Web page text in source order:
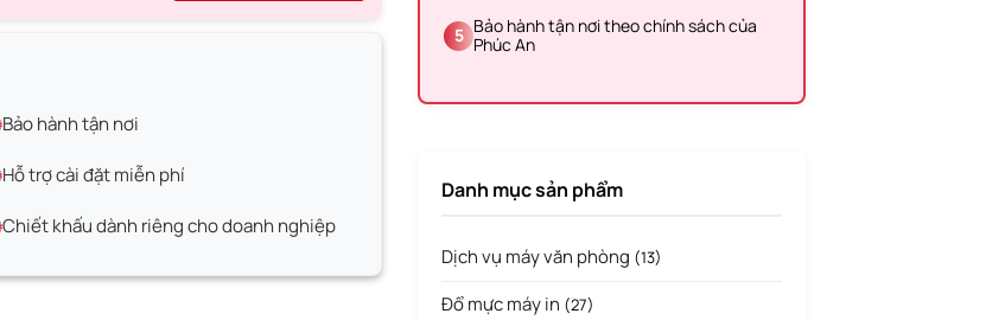
Bảo hành tận nơi
Hỗ trợ cài đặt miễn phí
Chiết khấu dành riêng cho doanh nghiệp
5 Bảo hành tận nơi theo chính sách của
Phúc An
Danh mục sản phẩm
Dịch vụ máy văn phòng (13)
Đổ mực máy in (27)